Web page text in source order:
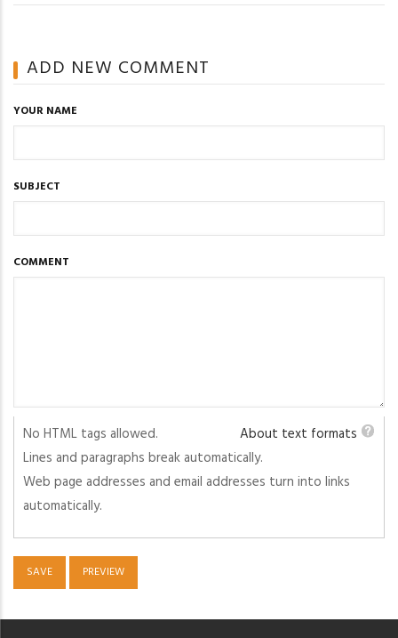
ADD NEW COMMENT
YOUR NAME
SUBJECT
COMMENT
About text formats
No HTML tags allowed.
Lines and paragraphs break automatically.
Web page addresses and email addresses turn into links
automatically.